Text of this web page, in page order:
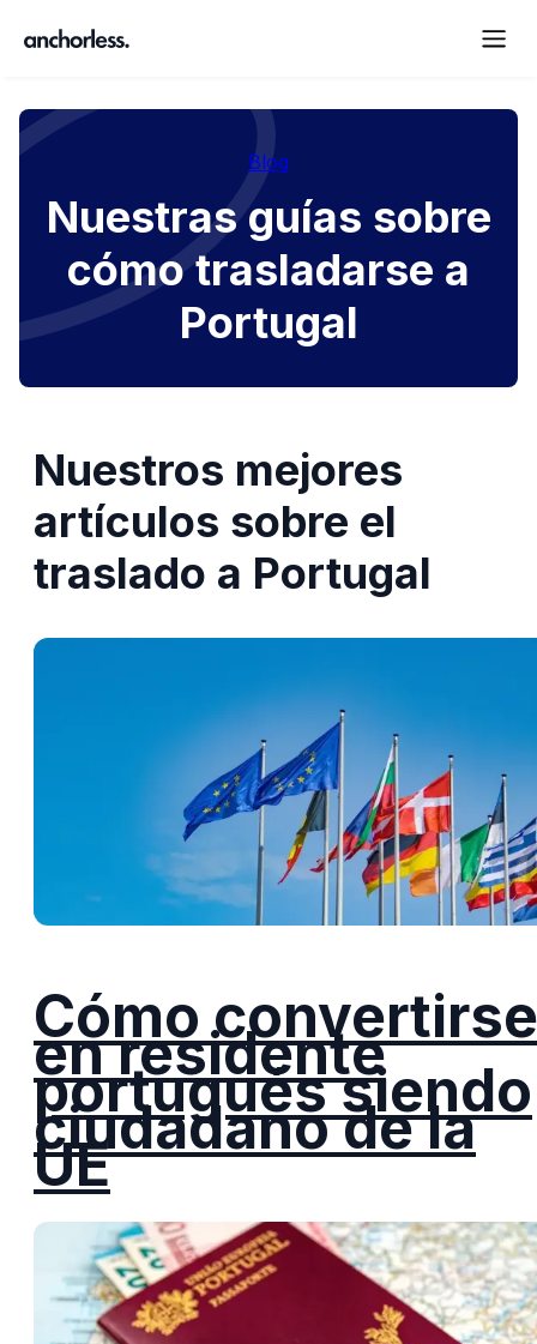
Blog
Nuestras guías sobre
cómo trasladarse a
Portugal
Nuestros mejores
artículos sobre el
traslado a Portugal
Cómo convertirse
en residente
portugués siendo
ciudadano de la
UE